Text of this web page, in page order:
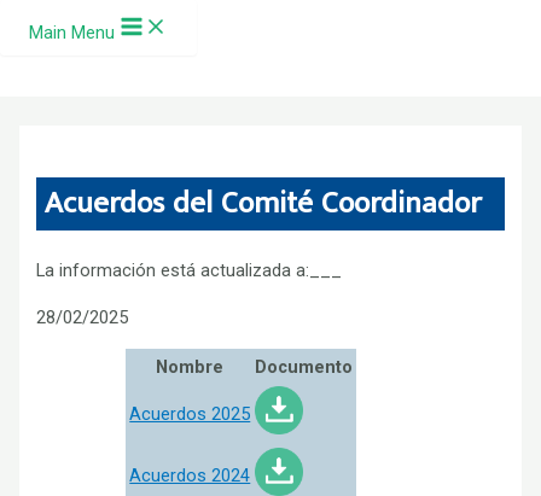
Ir al contenido
Main Menu
Acuerdos del Comité Coordinador
La información está actualizada a:___
28/02/2025
Nombre Documento
Acuerdos 2025
Acuerdos 2024